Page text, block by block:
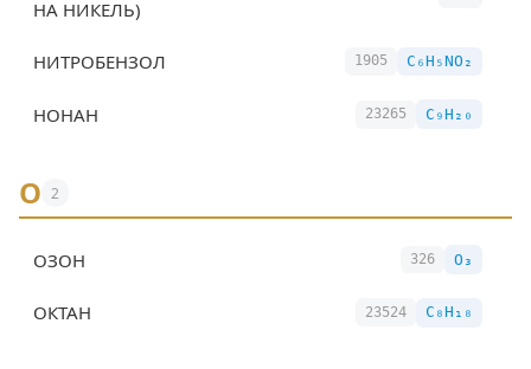
НА НИКЕЛЬ)
НИТРОБЕНЗОЛ 1905 C₆H₅NO₂
НОНАН 23265 C₉H₂₀
О 2
ОЗОН 326 O₃
ОКТАН 23524 C₈H₁₈